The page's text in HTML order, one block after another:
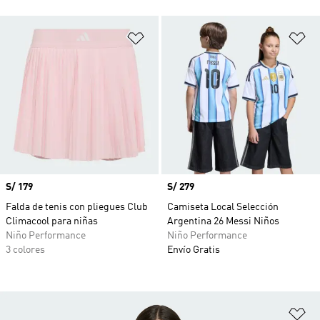
Añadir a la lista de deseos
Precio
S/ 179
Falda de tenis con pliegues Club
Climacool para niñas
Niño Performance
3 colores
Precio
S/ 279
Camiseta Local Selección
Argentina 26 Messi Niños
Niño Performance
Envío Gratis